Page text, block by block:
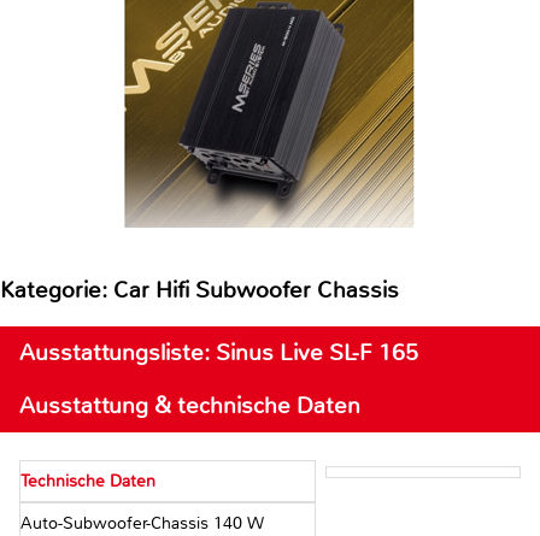
Kategorie: Car Hifi Subwoofer Chassis
Ausstattungsliste: Sinus Live SL-F 165
Ausstattung & technische Daten
Technische Daten
Auto-Subwoofer-Chassis 140 W